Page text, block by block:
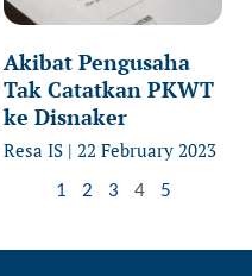
Akibat Pengusaha
Tak Catatkan PKWT
ke Disnaker
Resa IS 22 February 2023
1 2 3 4 5